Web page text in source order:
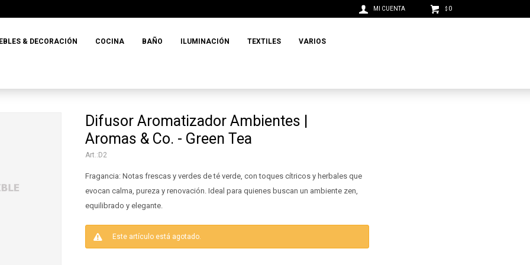
& DECORACIÓN COCINA BAÑO ILUMINACIÓN TEXTILES VARIOS
$ 0
Difusor Aromatizador Ambientes |
Aromas & Co. - Green Tea
D2
Fragancia: Notas frescas y verdes de té verde, con toques cítricos y herbales que
evocan calma, pureza y renovación. Ideal para quienes buscan un ambiente zen,
equilibrado y elegante.
Este artículo está agotado.